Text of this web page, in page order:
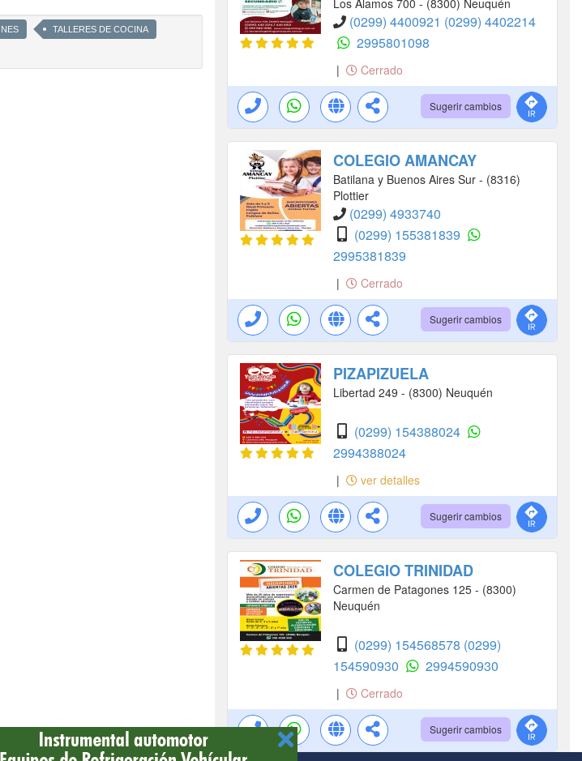
TALLERES DE COCINA
Los Alamos 700 - (8300) Neuquén
(0299) 4400921 (0299) 4402214
2995801098
| Cerrado
Sugerir cambios
COLEGIO AMANCAY
Batilana y Buenos Aires Sur - (8316)
Plottier
(0299) 4933740
(0299) 155381839
2995381839
| Cerrado
Sugerir cambios
PIZAPIZUELA
Libertad 249 - (8300) Neuquén
(0299) 154388024
2994388024
| ver detalles
Sugerir cambios
COLEGIO TRINIDAD
Carmen de Patagones 125 - (8300)
Neuquén
(0299) 154568578 (0299)
154590930
2994590930
| Cerrado
Sugerir cambios